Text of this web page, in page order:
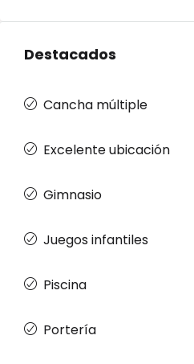
Destacados
Cancha múltiple
Excelente ubicación
Gimnasio
Juegos infantiles
Piscina
Portería